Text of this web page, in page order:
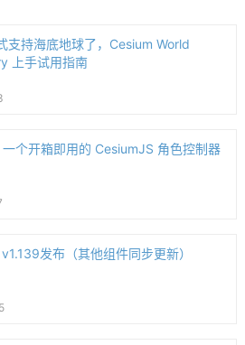
支持海底地球了，Cesium World
上手试用指南
个开箱即用的 CesiumJS 角色控制器
发布（其他组件同步更新）